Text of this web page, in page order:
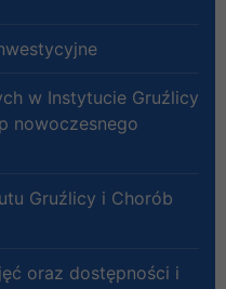
w Instytucie Gruźlicy
nowoczesnego
Gruźlicy i Chorób
oraz dostępności i